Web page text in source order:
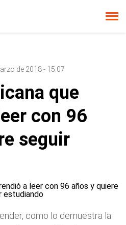
de 2018 - 15:07
que
con 96
seguir
como lo demuestra la